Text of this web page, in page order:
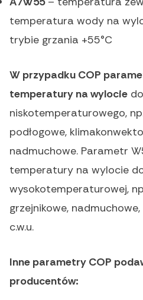
temperatura wody na
trybie grzania +55°C
W przypadku COP
temperatury na wylocie
niskotemperaturowego,
podłogowe,
nadmuchowe. Parametr
temperatury na wylocie
wysokotemperaturowej,
grzejnikowe,
c.w.u.
Inne parametry COP
producentów: